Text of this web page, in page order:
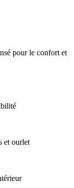
pour le confort et
et ourlet